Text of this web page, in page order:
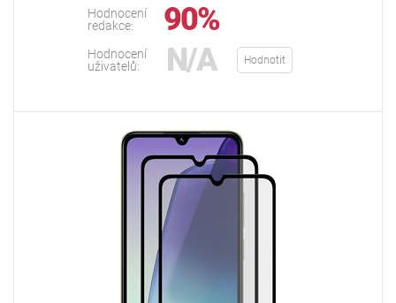
Hodnocení
redakce:
90%
Hodnocení
uživatelů:
N/A Hodnotit